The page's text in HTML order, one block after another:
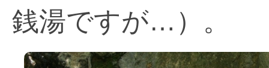
銭湯ですが…）。